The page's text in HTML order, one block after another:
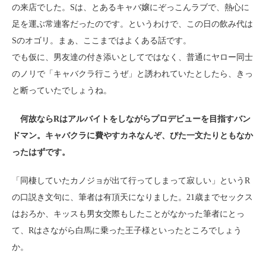
の来店でした。Sは、とあるキャバ嬢にぞっこんラブで、熱心に
足を運ぶ常連客だったのです。というわけで、この日の飲み代は
Sのオゴリ。まぁ、ここまではよくある話です。
でも仮に、男友達の付き添いとしてではなく、普通にヤロー同士
のノリで「キャバクラ行こうぜ」と誘われていたとしたら、きっ
と断っていたでしょうね。
何故ならRはアルバイトをしながらプロデビューを目指すバン
ドマン。キャバクラに費やすカネなんぞ、びた一文たりともなか
ったはずです。
「同棲していたカノジョが出て行ってしまって寂しい」というR
の口説き文句に、筆者は有頂天になりました。21歳までセックス
はおろか、キッスも男女交際もしたことがなかった筆者にとっ
て、Rはさながら白馬に乗った王子様といったところでしょう
か。